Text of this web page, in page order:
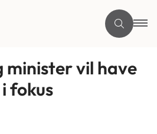
minister vil have
fokus